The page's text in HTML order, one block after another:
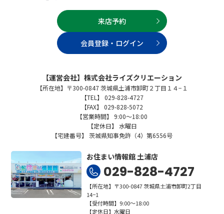
来店予約
会員登録・ログイン
【運営会社】株式会社ライズクリエーション
【所在地】〒300-0847 茨城県土浦市卸町２丁目１４−１
【TEL】 029-828-4727
【FAX】 029-828-5072
【営業時間】 9:00～18:00
【定休日】 水曜日
【宅建番号】 茨城県知事免許（4）第6556号
お住まい情報館 土浦店
029-828-4727
【所在地】〒300-0847 茨城県土浦市卸町2丁目
14−1
【受付時間】9:00～18:00
【定休日】水曜日